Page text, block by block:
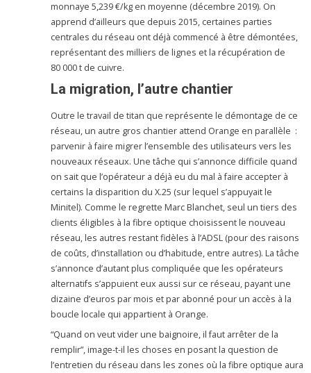
monnaye 5,239 €/kg en moyenne (décembre 2019). On
apprend d’ailleurs que depuis 2015, certaines parties
centrales du réseau ont déjà commencé à être démontées,
représentant des milliers de lignes et la récupération de
80 000 t de cuivre.
La migration, l’autre chantier
Outre le travail de titan que représente le démontage de ce
réseau, un autre gros chantier attend Orange en parallèle :
parvenir à faire migrer l’ensemble des utilisateurs vers les
nouveaux réseaux. Une tâche qui s’annonce difficile quand
on sait que l’opérateur a déjà eu du mal à faire accepter à
certains la disparition du X.25 (sur lequel s’appuyait le
Minitel). Comme le regrette Marc Blanchet, seul un tiers des
clients éligibles à la fibre optique choisissent le nouveau
réseau, les autres restant fidèles à l’ADSL (pour des raisons
de coûts, d’installation ou d’habitude, entre autres). La tâche
s’annonce d’autant plus compliquée que les opérateurs
alternatifs s’appuient eux aussi sur ce réseau, payant une
dizaine d’euros par mois et par abonné pour un accès à la
boucle locale qui appartient à Orange.
“Quand on veut vider une baignoire, il faut arrêter de la
remplir”, image-t-il les choses en posant la question de
l’entretien du réseau dans les zones où la fibre optique aura